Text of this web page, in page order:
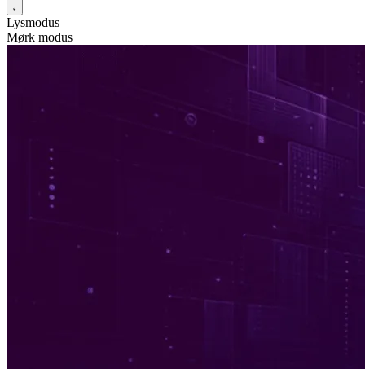
Lysmodus
Mørk modus